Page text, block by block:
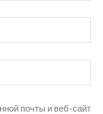
почты и веб-сайт